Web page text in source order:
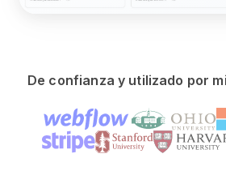
De confianza y utilizado por